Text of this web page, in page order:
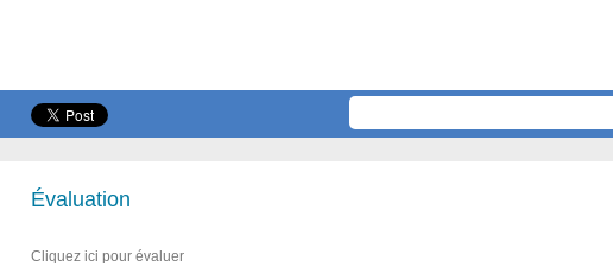
Évaluation
Cliquez ici pour évaluer